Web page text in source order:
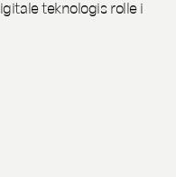
teknologis rolle i